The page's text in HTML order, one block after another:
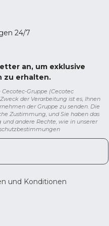
24/7
an, um exklusive
zu erhalten.
Gruppe (Cecotec
der Verarbeitung ist es, Ihnen
der Gruppe zu senden. Die
Zustimmung, und Sie haben das
andere Rechte, wie in unserer
und Konditionen